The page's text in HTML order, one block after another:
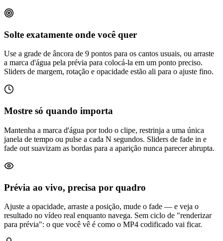
Solte exatamente onde você quer
Use a grade de âncora de 9 pontos para os cantos usuais, ou arraste
a marca d'água pela prévia para colocá-la em um ponto preciso.
Sliders de margem, rotação e opacidade estão ali para o ajuste fino.
Mostre só quando importa
Mantenha a marca d'água por todo o clipe, restrinja a uma única
janela de tempo ou pulse a cada N segundos. Sliders de fade in e
fade out suavizam as bordas para a aparição nunca parecer abrupta.
Prévia ao vivo, precisa por quadro
Ajuste a opacidade, arraste a posição, mude o fade — e veja o
resultado no vídeo real enquanto navega. Sem ciclo de "renderizar
para prévia": o que você vê é como o MP4 codificado vai ficar.